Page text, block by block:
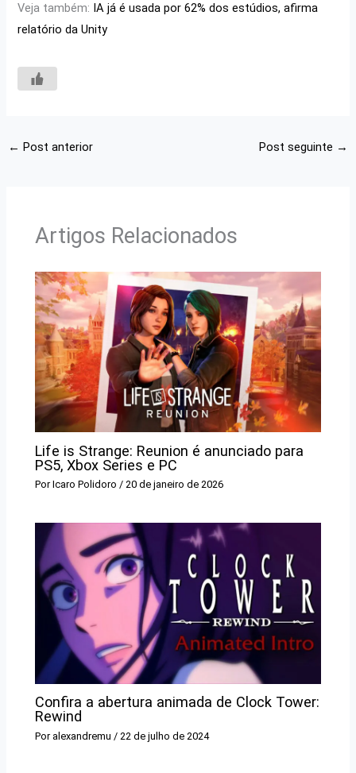
Veja também: IA já é usada por 62% dos estúdios, afirma
relatório da Unity
← Post anterior Post seguinte →
Artigos Relacionados
Life is Strange: Reunion é anunciado para
PS5, Xbox Series e PC
PorIcaro Polidoro / 20 de janeiro de 2026
Confira a abertura animada de Clock Tower:
Rewind
Por alexandremu / 22 de julho de 2024